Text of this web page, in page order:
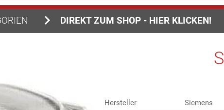
DIREKT ZUM SHOP - HIER KLICKEN!
Hersteller
Siemens